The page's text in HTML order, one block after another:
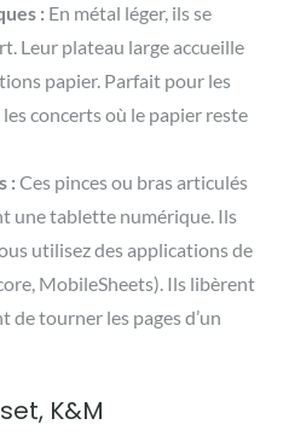
: En métal léger, ils se
Leur plateau large accueille
papier. Parfait pour les
concerts où le papier reste
: Ces pinces ou bras articulés
une tablette numérique. Ils
utilisez des applications de
MobileSheets). Ils libèrent
de tourner les pages d’un
K&M